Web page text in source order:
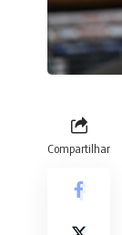
Compartilhar